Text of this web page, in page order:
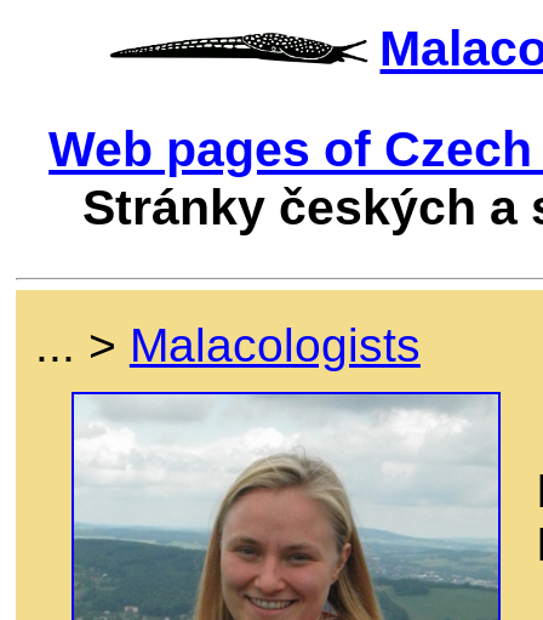
Web pages of
Stránky českých a
... > Malacologists